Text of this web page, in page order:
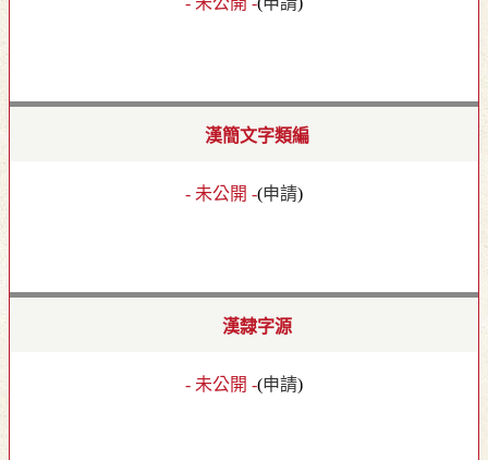
漢簡文字類編
- 未公開 -(申請)
漢隸字源
- 未公開 -(申請)